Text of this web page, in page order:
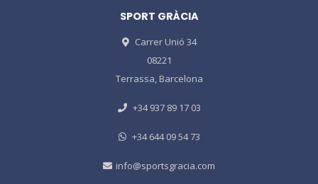
SPORT GRÀCIA
Carrer Unió 34
08221
Terrassa, Barcelona
+34 937 89 17 03
+34 644 09 54 73
info@sportsgracia.com